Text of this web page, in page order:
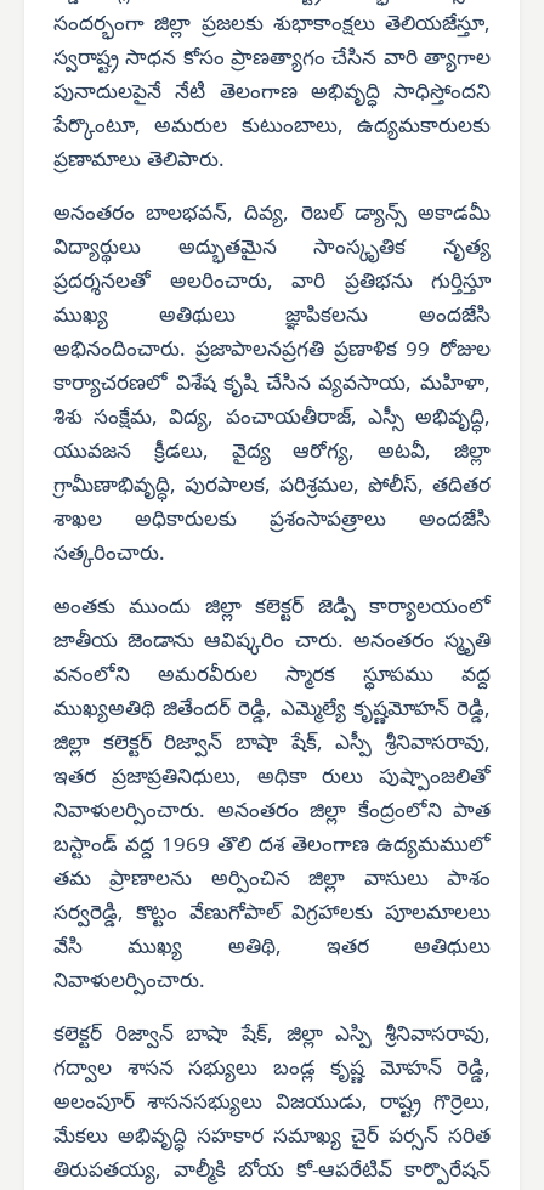
సందర్భంగా జిల్లా ప్రజలకు శుభాకాంక్షలు తెలియజేస్తూ,
స్వరాష్ట్ర సాధన కోసం ప్రాణత్యాగం చేసిన వారి త్యాగాల
పునాదులపైనే నేటి తెలంగాణ అభివృద్ధి సాధిస్తోందని
పేర్కొంటూ, అమరుల కుటుంబాలు, ఉద్యమకారులకు
ప్రణామాలు తెలిపారు.
అనంతరం బాలభవన్, దివ్య, రెబల్ డ్యాన్స్ అకాడమీ
విద్యార్థులు అద్భుతమైన సాంస్కృతిక నృత్య
ప్రదర్శనలతో అలరించారు, వారి ప్రతిభను గుర్తిస్తూ
ముఖ్య అతిథులు జ్ఞాపికలను అందజేసి
అభినందించారు. ప్రజాపాలనప్రగతి ప్రణాళిక 99 రోజుల
కార్యాచరణలో విశేష కృషి చేసిన వ్యవసాయ, మహిళా,
శిశు సంక్షేమ, విద్య, పంచాయతీరాజ్, ఎస్సీ అభివృద్ధి,
యువజన క్రీడలు, వైద్య ఆరోగ్య, అటవీ, జిల్లా
గ్రామీణాభివృద్ధి, పురపాలక, పరిశ్రమల, పోలీస్, తదితర
శాఖల అధికారులకు ప్రశంసాపత్రాలు అందజేసి
సత్కరించారు.
అంతకు ముందు జిల్లా కలెక్టర్ జెడ్పి కార్యాలయంలో
జాతీయ జెండాను ఆవిష్కరిం చారు. అనంతరం స్మృతి
వనంలోని అమరవీరుల స్మారక స్థూపము వద్ద
ముఖ్యఅతిథి జితేందర్ రెడ్డి, ఎమ్మెల్యే కృష్ణమోహన్ రెడ్డి,
జిల్లా కలెక్టర్ రిజ్వాన్ బాషా షేక్, ఎస్పీ శ్రీనివాసరావు,
ఇతర ప్రజాప్రతినిధులు, అధికా రులు పుష్పాంజలితో
నివాళులర్పించారు. అనంతరం జిల్లా కేంద్రంలోని పాత
బస్టాండ్ వద్ద 1969 తొలి దశ తెలంగాణ ఉద్యమములో
తమ ప్రాణాలను అర్పించిన జిల్లా వాసులు పాశం
సర్వరెడ్డి, కొట్టం వేణుగోపాల్ విగ్రహాలకు పూలమాలలు
వేసి ముఖ్య అతిథి, ఇతర అతిధులు
నివాళులర్పించారు.
కలెక్టర్ రిజ్వాన్ బాషా షేక్, జిల్లా ఎస్పి శ్రీనివాసరావు,
గద్వాల శాసన సభ్యులు బండ్ల కృష్ణ మోహన్ రెడ్డి,
అలంపూర్ శాసనసభ్యులు విజయుడు, రాష్ట్ర గొర్రెలు,
మేకలు అభివృద్ధి సహకార సమాఖ్య చైర్ పర్సన్ సరిత
తిరుపతయ్య, వాల్మీకి బోయ కో-ఆపరేటివ్ కార్పొరేషన్